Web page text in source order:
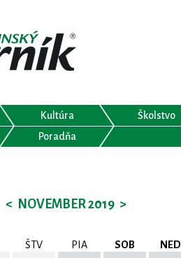
Kultúra Školstvo
Poradňa
< NOVEMBER 2019 >
ŠTV PIA SOB NED